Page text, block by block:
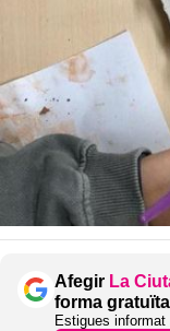
Afegir La
forma gratuïta
Estigues